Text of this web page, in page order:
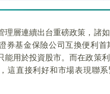
理層連續出台重磅政策，諸
券基金保險公司互換便利首
能用於投資股市。而在政策
這直接利好和市場表現聯